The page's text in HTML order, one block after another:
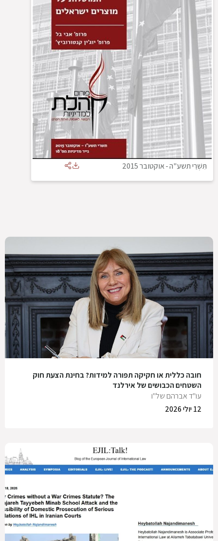
תִּשְׁרֵי תשע"ה-אוקטובר 2015
חובה כללית או חקיקה תפורה למידות? בחינת הצעת חוק
השטחים הכבושים של אירלנד
עו"ד אברהם של"ו
12 יולי 2026